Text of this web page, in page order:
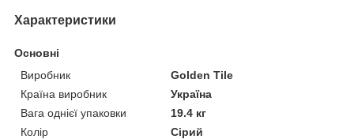
Характеристики
Основні
Виробник
Golden Tile
Країна виробник
Україна
Вага однієї упаковки
19.4 кг
Колір
Сірий